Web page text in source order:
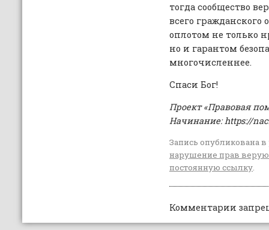
тогда сообщество
всего гражданского
оплотом не только
но и гарантом
многочисленнее.
Спаси Бог!
Проект «Правовая
Начинание: https://
Запись опубликована
нарушение прав
постоянную ссылку.
Комментарии